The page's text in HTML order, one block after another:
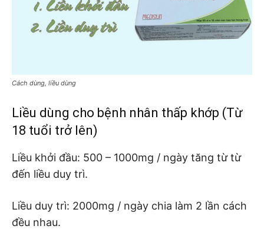
Cách dùng, liều dùng
Liều dùng cho bệnh nhân thấp khớp (Từ
18 tuổi trở lên)
Liều khởi đầu: 500 – 1000mg / ngày tăng từ từ
đến liều duy trì.
Liều duy trì: 2000mg / ngày chia làm 2 lần cách
đều nhau.